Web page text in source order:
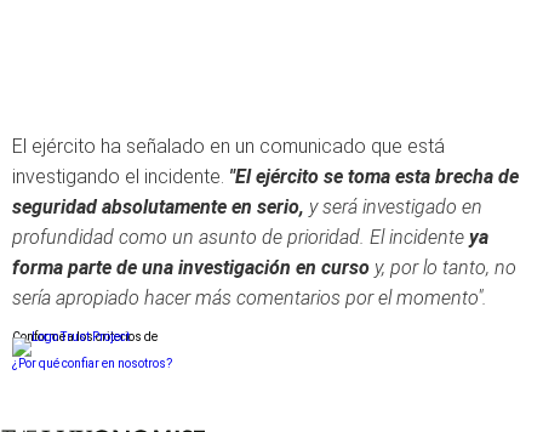
El ejército ha señalado en un comunicado que está
investigando el incidente. "El ejército se toma esta brecha de
seguridad absolutamente en serio, y será investigado en
profundidad como un asunto de prioridad. El incidente ya
forma parte de una investigación en curso y, por lo tanto, no
sería apropiado hacer más comentarios por el momento".
Conforme a los criterios de
¿Por qué confiar en nosotros?